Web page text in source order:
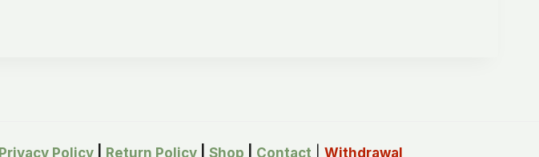
Privacy Policy Return Policy Shop Contact Withdrawal